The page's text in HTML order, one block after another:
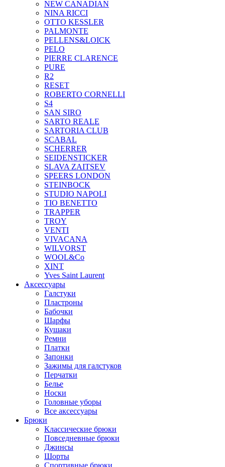
NEW CANADIAN
NINA RICCI
OTTO KESSLER
PALMONTE
PELLENS&LOICK
PELO
PIERRE CLARENCE
PURE
R2
RESET
ROBERTO CORNELLI
S4
SAN SIRO
SARTO REALE
SARTORIA CLUB
SCABAL
SCHERRER
SEIDENSTICKER
SLAVA ZAITSEV
SPEERS LONDON
STEINBOCK
STUDIO NAPOLI
TIO BENETTO
TRAPPER
TROY
VENTI
VIVACANA
WILVORST
WOOL&Co
XINT
Yves Saint Laurent
Аксессуары
Галстуки
Пластроны
Бабочки
Шарфы
Кушаки
Ремни
Платки
Запонки
Зажимы для галстуков
Перчатки
Белье
Носки
Головные уборы
Все аксессуары
Брюки
Классические брюки
Повседневные брюки
Джинсы
Шорты
Спортивные брюки